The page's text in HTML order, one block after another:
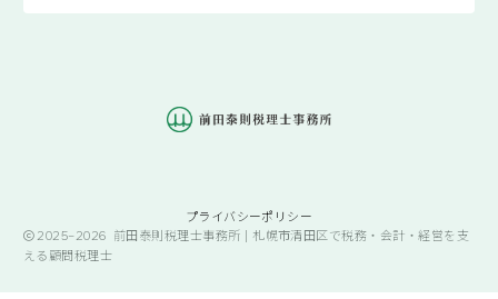
プライバシーポリシー
2025–2026 前田泰則税理士事務所 | 札幌市清田区で税務・会計・経営を支
える顧問税理士